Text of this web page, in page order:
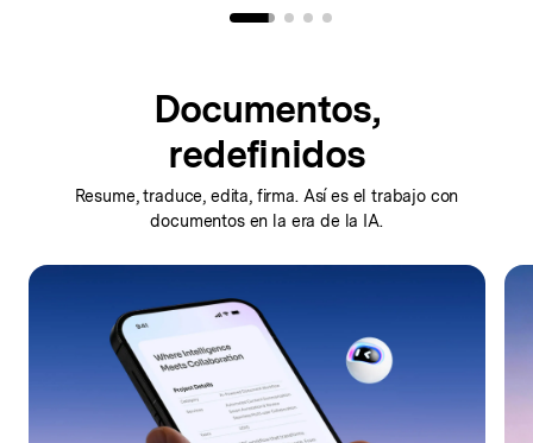
Documentos,
redefinidos
Resume, traduce, edita, firma. Así es el trabajocon
documentos en la era de la IA.